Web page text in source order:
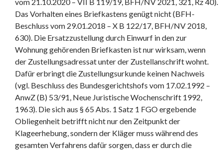
Das Vorhalten eines Briefkastens genügt nicht (BFH-
Beschluss vom 29.01.2018 – X B 122/17, BFH/NV 2018,
630). Die Ersatzzustellung durch Einwurf in den zur
Wohnung gehörenden Briefkasten ist nur wirksam, wenn
der Zustellungsadressat unter der Zustellanschrift wohnt.
Dafür erbringt die Zustellungsurkunde keinen Nachweis
(vgl. Beschluss des Bundesgerichtshofs vom 17.02.1992 –
AnwZ (B) 53/91, Neue Juristische Wochenschrift 1992,
1963). Die sich aus § 65 Abs. 1 Satz 1 FGO ergebende
Obliegenheit betrifft nicht nur den Zeitpunkt der
Klageerhebung, sondern der Kläger muss während des
gesamten Verfahrens dafür sorgen, dass er durch die